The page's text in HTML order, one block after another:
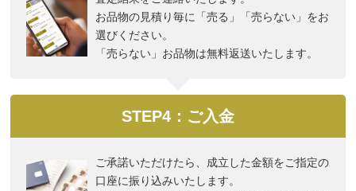
お品物の見積り毎に「売る」「売らない」をお
選びください。
「売らない」お品物は無料返送いたします。
STEP4：ご入金
ご承諾いただけたら、成立した金額をご指定の
口座に振り込みいたします。